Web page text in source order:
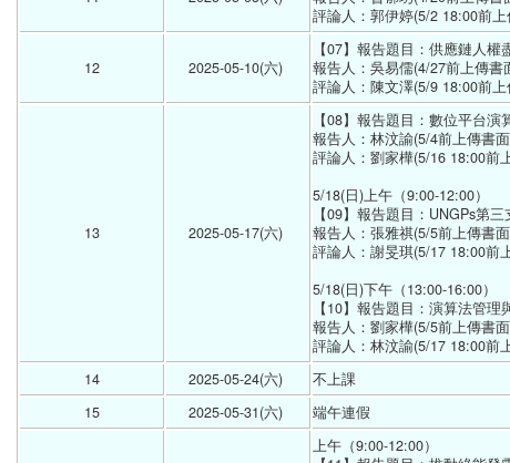
評論人：郭伊婷(5/2 18:00前上
12 2025-05-10(六)
【07】報告題目：供應鏈人
報告人：吳易儒(4/27前上傳
評論人：陳文澤(5/9 18:00前上
13 2025-05-17(六)
【08】報告題目：數位平台
報告人：林汶諭(5/4前上傳書
評論人：劉家樺(5/16 18:00前
5/18(日)上午（9:00-12:00）
【09】報告題目：UNGPs第
報告人：張雅祺(5/5前上傳書
評論人：謝旻琪(5/17 18:00前
5/18(日)下午（13:00-16:00）
【10】報告題目：演算法管
報告人：劉家樺(5/5前上傳書
評論人：林汶諭(5/17 18:00前
14
2025-05-24(六)
不上課
15
2025-05-31(六)
端午連假
上午（9:00-12:00）